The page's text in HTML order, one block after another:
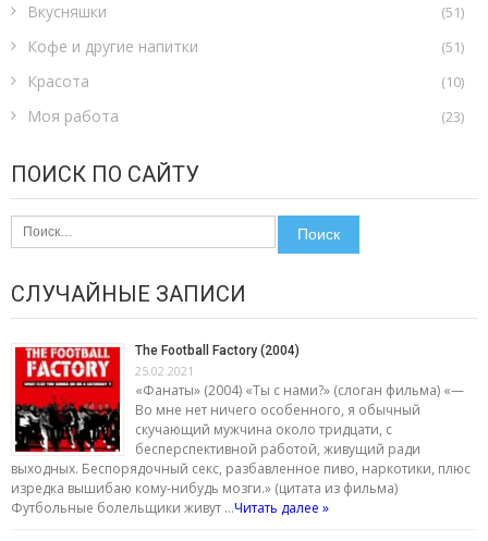
Вкусняшки (51)
Кофе и другие напитки (51)
Красота (10)
Моя работа (23)
ПОИСК ПО САЙТУ
Найти:
СЛУЧАЙНЫЕ ЗАПИСИ
The Football Factory (2004)
25.02.2021
«Фанаты» (2004) «Ты с нами?» (слоган фильма) «—
Во мне нет ничего особенного, я обычный
скучающий мужчина около тридцати, с
бесперспективной работой, живущий ради
выходных. Беспорядочный секс, разбавленное пиво, наркотики, плюс
изредка вышибаю кому-нибудь мозги.» (цитата из фильма)
Футбольные болельщики живут …Читать далее »